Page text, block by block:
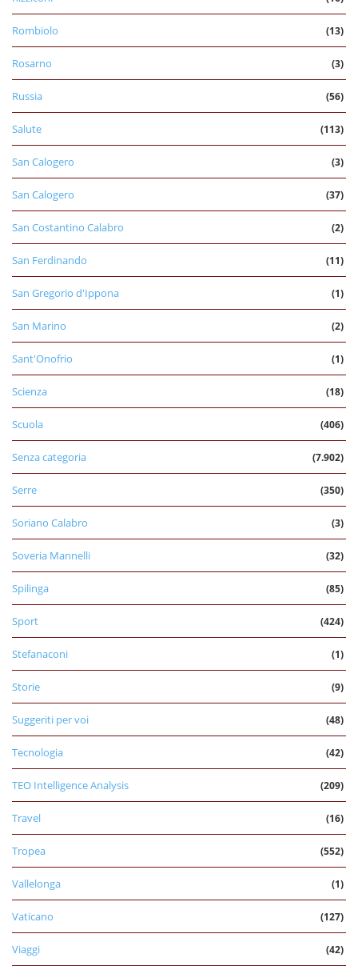
Rombiolo (13)
Rosarno (3)
Russia (56)
Salute (113)
San Calogero (3)
San Calogero (37)
San Costantino Calabro (2)
San Ferdinando (11)
San Gregorio d'Ippona (1)
San Marino (2)
Sant'Onofrio (1)
Scienza (18)
Scuola (406)
Senza categoria (7.902)
Serre (350)
Soriano Calabro (3)
Soveria Mannelli (32)
Spilinga (85)
Sport (424)
Stefanaconi (1)
Storie (9)
Suggeriti per voi (48)
Tecnologia (42)
TEO Intelligence Analysis (209)
Travel (16)
Tropea (552)
Vallelonga (1)
Vaticano (127)
Viaggi (42)